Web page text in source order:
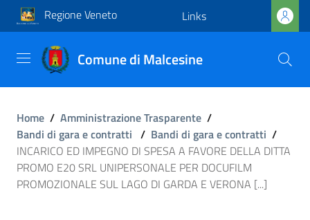
Regione Veneto Links
Comune di Malcesine
Home / Amministrazione Trasparente /
Bandi di gara e contratti / Bandi di gara e contratti /
INCARICO ED IMPEGNO DI SPESA A FAVORE DELLA DITTA
PROMO E20 SRL UNIPERSONALE PER DOCUFILM
PROMOZIONALE SUL LAGO DI GARDA E VERONA [...]